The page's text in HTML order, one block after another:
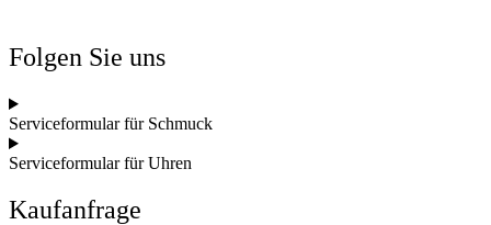
Folgen Sie uns
Serviceformular für Schmuck
Serviceformular für Uhren
Kaufanfrage